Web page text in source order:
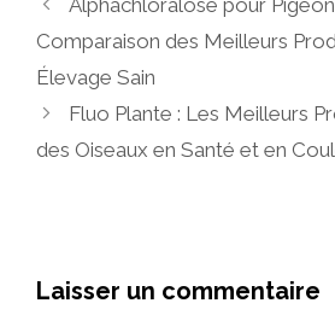
Comparaison des Meilleurs
Élevage Sain
Fluo Plante : Les Meilleurs
des Oiseaux en Santé et en
Laisser un commentaire